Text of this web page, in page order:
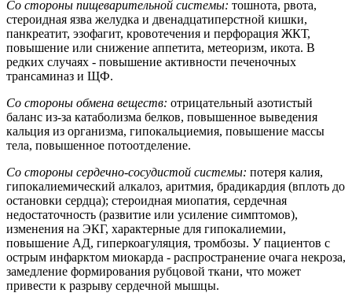
Со стороны пищеварительной системы: тошнота, рвота,
стероидная язва желудка и двенадцатиперстной кишки,
панкреатит, эзофагит, кровотечения и перфорация ЖКТ,
повышение или снижение аппетита, метеоризм, икота. В
редких случаях - повышение активности печеночных
трансаминаз и ЩФ.
Со стороны обмена веществ: отрицательный азотистый
баланс из-за катаболизма белков, повышенное выведения
кальция из организма, гипокальциемия, повышение массы
тела, повышенное потоотделение.
Со стороны сердечно-сосудистой системы: потеря калия,
гипокалиемический алкалоз, аритмия, брадикардия (вплоть до
остановки сердца); стероидная миопатия, сердечная
недостаточность (развитие или усиление симптомов),
изменения на ЭКГ, характерные для гипокалиемии,
повышение АД, гиперкоагуляция, тромбозы. У пациентов с
острым инфарктом миокарда - распространение очага некроза,
замедление формирования рубцовой ткани, что может
привести к разрыву сердечной мышцы.